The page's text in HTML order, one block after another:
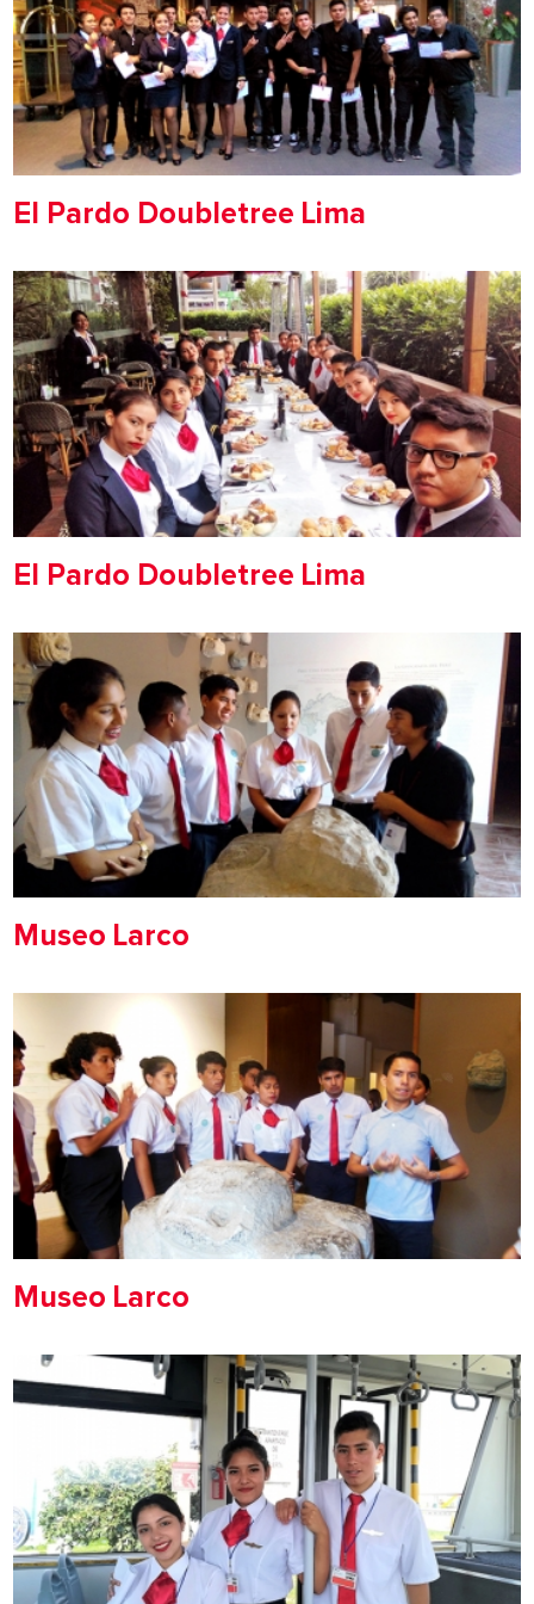
El Pardo Doubletree Lima
El Pardo Doubletree Lima
Museo Larco
Museo Larco